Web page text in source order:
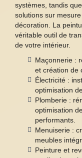
systèmes, tandis
solutions sur
décoration. La
véritable outil de
de votre intérieur.
Maçonnerie :
et création de
Électricité :
optimisation
Plomberie :
optimisation
performants.
Menuiserie :
meubles
Peinture et